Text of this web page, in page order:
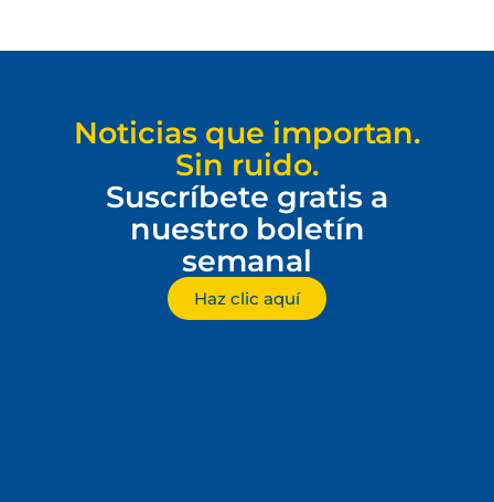
Noticias que importan.
Sin ruido.
Suscríbete gratis a
nuestro boletín
semanal
Haz clic aquí